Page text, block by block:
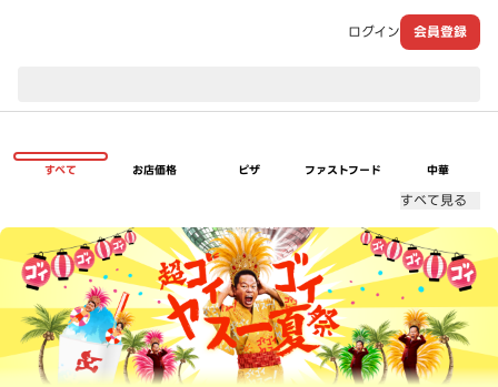
ログイン 会員登録
すべて お店価格 ピザ ファストフード 中華
すべて見る
超ゴイゴイヤスー夏祭